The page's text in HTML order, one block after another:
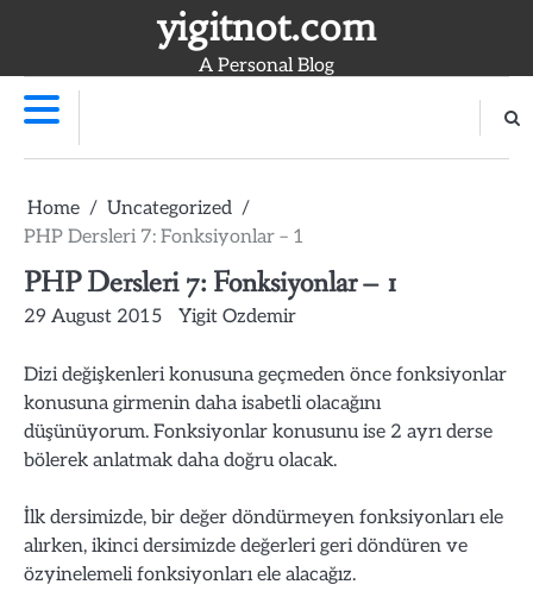
yigitnot.com
A Personal Blog
Home
Uncategorized
PHP Dersleri 7: Fonksiyonlar – 1
PHP Dersleri 7: Fonksiyonlar – 1
29 August 2015 Yigit Ozdemir
Dizi değişkenleri konusuna geçmeden önce fonksiyonlar
konusuna girmenin daha isabetli olacağını
düşünüyorum. Fonksiyonlar konusunu ise 2 ayrı derse
bölerek anlatmak daha doğru olacak.
İlk dersimizde, bir değer döndürmeyen fonksiyonları ele
alırken, ikinci dersimizde değerleri geri döndüren ve
özyinelemeli fonksiyonları ele alacağız.